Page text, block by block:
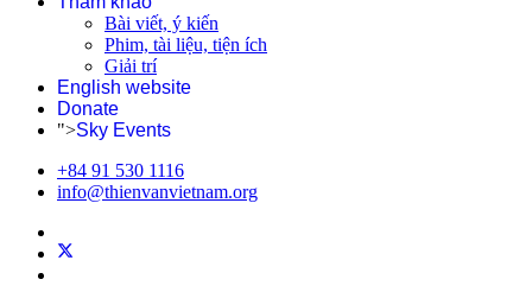
Bài viết, ý kiến
Phim, tài liệu, tiện ích
Giải trí
English website
Donate
">Sky Events
+84 91 530 1116
info@thienvanvietnam.org